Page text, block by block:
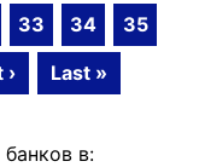
33 34
35
› Last »
в: